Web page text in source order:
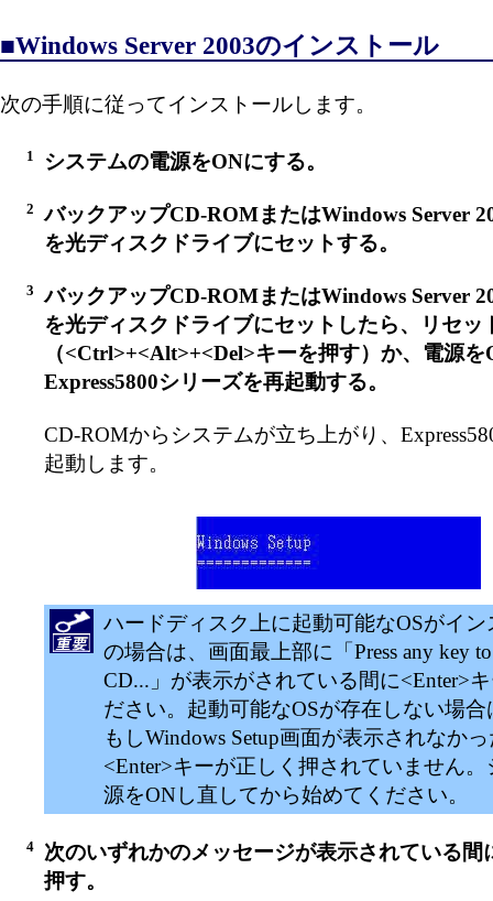
■Windows Server 2003のインストール
次の手順に従ってインストールします。
1 システムの電源をONにする。
2
バックアップCD-ROMまたはWindows Server
を光ディスクドライブにセットする。
3
バックアップCD-ROMまたはWindows Server
を光ディスクドライブにセットしたら、リセッ
（<Ctrl>+<Alt>+<Del>キーを押す）か、電源
Express5800シリーズを再起動する。
CD-ROMからシステムが立ち上がり、
起動します。
ハードディスク上に起動可能なOSがイ
の場合は、画面最上部に「Press any key
CD...」が表示がされている間に<Enter>
ださい。起動可能なOSが存在しない場
もしWindows Setup画面が表示されなか
<Enter>キーが正しく押されていません
源をONし直してから始めてください。
4
次のいずれかのメッセージが表示されている間
押す。